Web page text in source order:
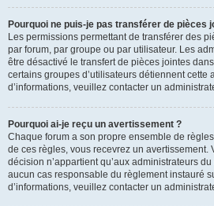
Pourquoi ne puis-je pas transférer de pièces
Les permissions permettant de transférer des
par forum, par groupe ou par utilisateur. Les
être désactivé le transfert de pièces jointes
certains groupes d’utilisateurs détiennent cette
d’informations, veuillez contacter un
Pourquoi ai-je reçu un avertissement ?
Chaque forum a son propre ensemble de
de ces règles, vous recevrez un avertissement.
décision n’appartient qu’aux administrateurs
aucun cas responsable du règlement instauré
d’informations, veuillez contacter un